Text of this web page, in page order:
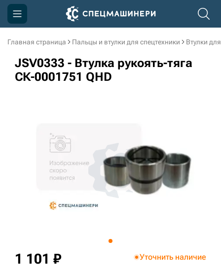
Главная страница Пальцы и втулки для спецтехники Втулки
JSV0333 - Втулка рукоять-тяга
СК-0001751 QHD
1 101 ₽ Уточнить наличие
Компания
Акции
3D тур по производству
3D тур по складам
sksale@skdst.ru